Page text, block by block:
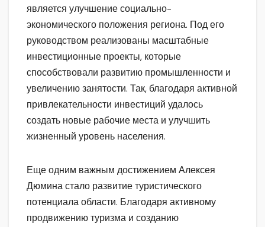
является улучшение социально-
экономического положения региона. Под его
руководством реализованы масштабные
инвестиционные проекты, которые
способствовали развитию промышленности и
увеличению занятости. Так, благодаря активной
привлекательности инвестиций удалось
создать новые рабочие места и улучшить
жизненный уровень населения.
Еще одним важным достижением Алексея
Дюмина стало развитие туристического
потенциала области. Благодаря активному
продвижению туризма и созданию